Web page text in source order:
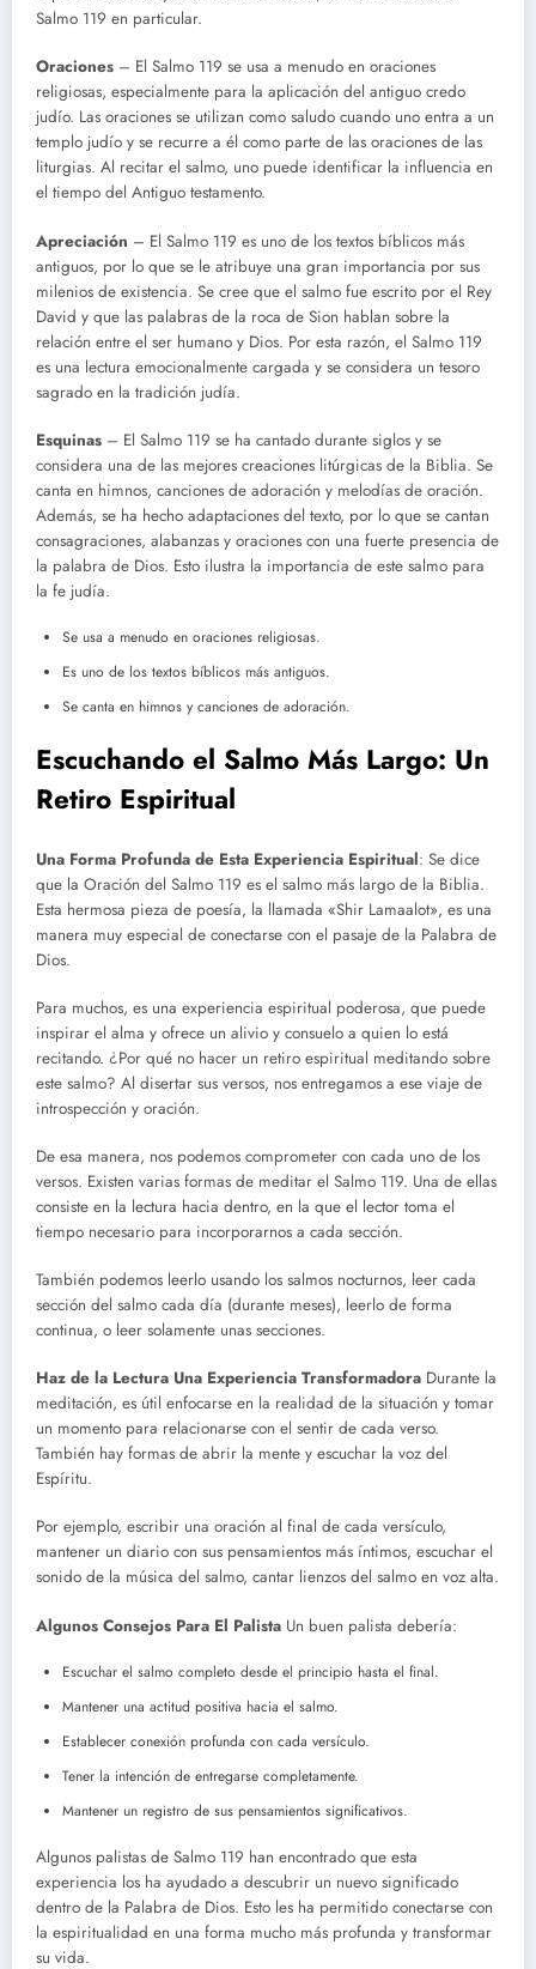
Salmo 119 en particular.
Oraciones – El Salmo 119 se usa a menudo en oraciones
religiosas, especialmente para la aplicación del antiguo credo
judío. Las oraciones se utilizan como saludo cuando uno entra a un
templo judío y se recurre a él como parte de las oraciones de las
liturgias. Al recitar el salmo, uno puede identificar la influencia en
el tiempo del Antiguo testamento.
Apreciación – El Salmo 119 es uno de los textos bíblicos más
antiguos, por lo que se le atribuye una gran importancia por sus
milenios de existencia. Se cree que el salmo fue escrito por el Rey
David y que las palabras de la roca de Sion hablan sobre la
relación entre el ser humano y Dios. Por esta razón, el Salmo 119
es una lectura emocionalmente cargada y se considera un tesoro
sagrado en la tradición judía.
Esquinas – El Salmo 119 se ha cantado durante siglos y se
considera una de las mejores creaciones litúrgicas de la Biblia. Se
canta en himnos, canciones de adoración y melodías de oración.
Además, se ha hecho adaptaciones del texto, por lo que se cantan
consagraciones, alabanzas y oraciones con una fuerte presencia de
la palabra de Dios. Esto ilustra la importancia de este salmo para
la fe judía.
Se usa a menudo en oraciones religiosas.
Es uno de los textos bíblicos más antiguos.
Se canta en himnos y canciones de adoración.
Escuchando el Salmo Más Largo: Un
Retiro Espiritual
Una Forma Profunda de Esta Experiencia Espiritual: Se dice
que la Oración del Salmo 119 es el salmo más largo de la Biblia.
Esta hermosa pieza de poesía, la llamada «Shir Lamaalot», es una
manera muy especial de conectarse con el pasaje de la Palabra de
Dios.
Para muchos, es una experiencia espiritual poderosa, que puede
inspirar el alma y ofrece un alivio y consuelo a quien lo está
recitando. ¿Por qué no hacer un retiro espiritual meditando sobre
este salmo? Al disertar sus versos, nos entregamos a ese viaje de
introspección y oración.
De esa manera, nos podemos comprometer con cada uno de los
versos. Existen varias formas de meditar el Salmo 119. Una de ellas
consiste en la lectura hacia dentro, en la que el lector toma el
tiempo necesario para incorporarnos a cada sección.
También podemos leerlo usando los salmos nocturnos, leer cada
sección del salmo cada día (durante meses), leerlo de forma
continua, o leer solamente unas secciones.
Haz de la Lectura Una Experiencia Transformadora Durante la
meditación, es útil enfocarse en la realidad de la situación y tomar
un momento para relacionarse con el sentir de cada verso.
También hay formas de abrir la mente y escuchar la voz del
Espíritu.
Por ejemplo, escribir una oración al final de cada versículo,
mantener un diario con sus pensamientos más íntimos, escuchar el
sonido de la música del salmo, cantar lienzos del salmo en voz alta.
Algunos Consejos Para El Palista Un buen palista debería:
Escuchar el salmo completo desde el principio hasta el final.
Mantener una actitud positiva hacia el salmo.
Establecer conexión profunda con cada versículo.
Tener la intención de entregarse completamente.
Mantener un registro de sus pensamientos significativos.
Algunos palistas de Salmo 119 han encontrado que esta
experiencia los ha ayudado a descubrir un nuevo significado
dentro de la Palabra de Dios. Esto les ha permitido conectarse con
la espiritualidad en una forma mucho más profunda y transformar
su vida.